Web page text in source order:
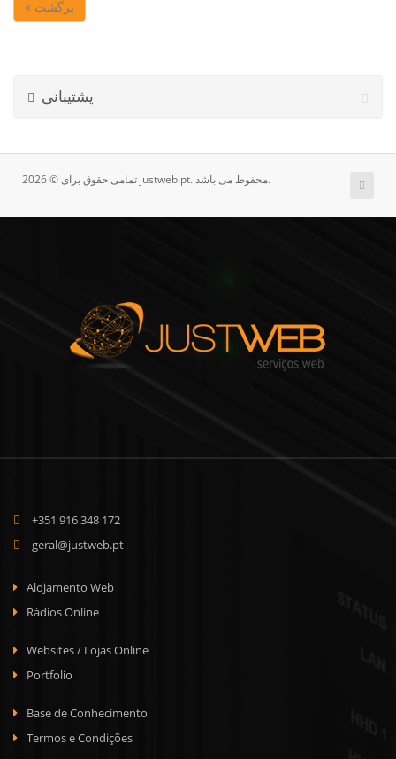
« برگشت
پشتیبانی
تمامی حقوق برای © 2026 justweb.pt. محفوط می باشد.
+351 916 348 172
geral@justweb.pt
Alojamento Web
Rádios Online
Websites / Lojas Online
Portfolio
Base de Conhecimento
Termos e Condições